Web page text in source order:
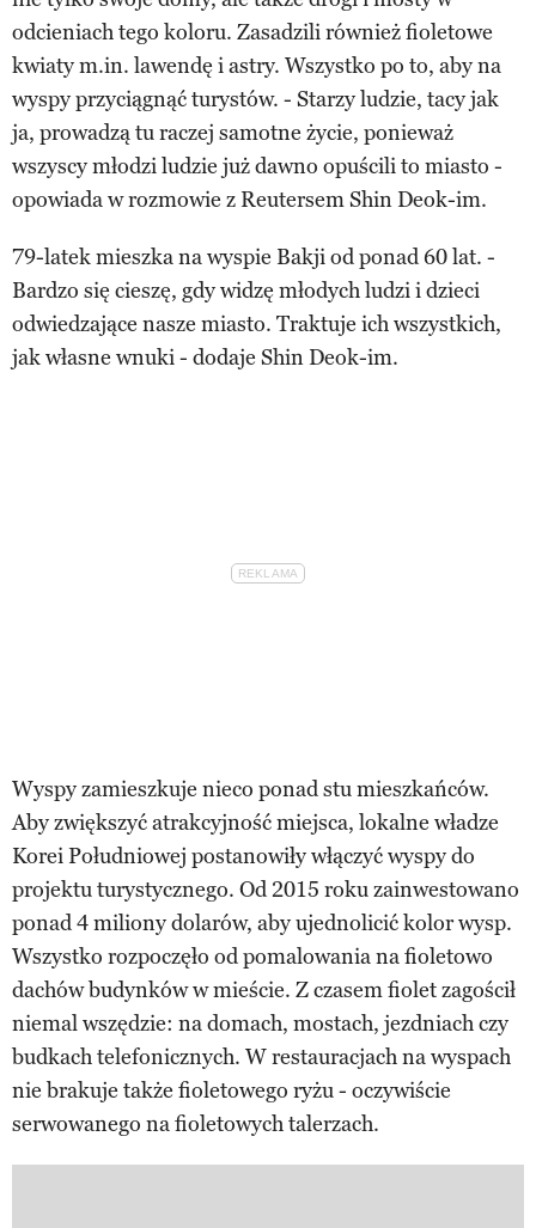
odcieniach tego koloru. Zasadzili również fioletowe
kwiaty m.in. lawendę i astry. Wszystko po to, aby na
wyspy przyciągnąć turystów. - Starzy ludzie, tacy jak
ja, prowadzą tu raczej samotne życie, ponieważ
wszyscy młodzi ludzie już dawno opuścili to miasto -
opowiada w rozmowie z Reutersem Shin Deok-im.
79-latek mieszka na wyspie Bakji od ponad 60 lat. -
Bardzo się cieszę, gdy widzę młodych ludzi i dzieci
odwiedzające nasze miasto. Traktuje ich wszystkich,
jak własne wnuki - dodaje Shin Deok-im.
Wyspy zamieszkuje nieco ponad stu mieszkańców.
Aby zwiększyć atrakcyjność miejsca, lokalne władze
Korei Południowej postanowiły włączyć wyspy do
projektu turystycznego. Od 2015 roku zainwestowano
ponad 4 miliony dolarów, aby ujednolicić kolor wysp.
Wszystko rozpoczęło od pomalowania na fioletowo
dachów budynków w mieście. Z czasem fiolet zagościł
niemal wszędzie: na domach, mostach, jezdniach czy
budkach telefonicznych. W restauracjach na wyspach
nie brakuje także fioletowego ryżu - oczywiście
serwowanego na fioletowych talerzach.